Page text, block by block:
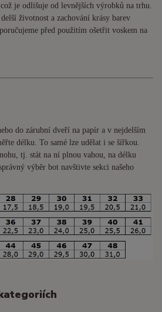
je odlišuje od levnějších výrobků na trhu.
životnost a zachování krásy barev
před použitím ošetřit voskem na
do zárubní dveří na papír a v nejdelším
délku. To samé lze udělat i se šířkou.
tj. stát na ní plnou vahou, na délku
správný výběr bot navštivte sekci našeho